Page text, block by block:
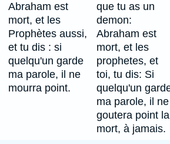
Abraham est
mort, et les
Prophètes aussi,
et tu dis : si
quelqu'un garde
ma parole, il ne
mourra point.
que tu as un
demon:
Abraham est
mort, et les
prophetes, et
toi, tu dis: Si
quelqu'un
ma parole, il ne
goutera point la
mort, à jamais.